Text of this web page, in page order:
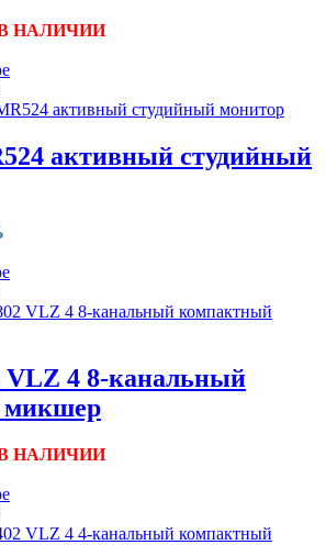
НАЛИЧИИ
активный студийный
4 8-канальный
микшер
НАЛИЧИИ